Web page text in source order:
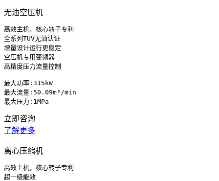
无油空压机
高效主机，核心转子专利
全系列TUV无油认证
增量设计运行更稳定
空压机专用变频器
高精度压力流量控制
最大功率:315kW
最大流量:50.09m³/min
最大压力:1MPa
立即咨询
了解更多
离心压缩机
高效主机，核心转子专利
超一级能效